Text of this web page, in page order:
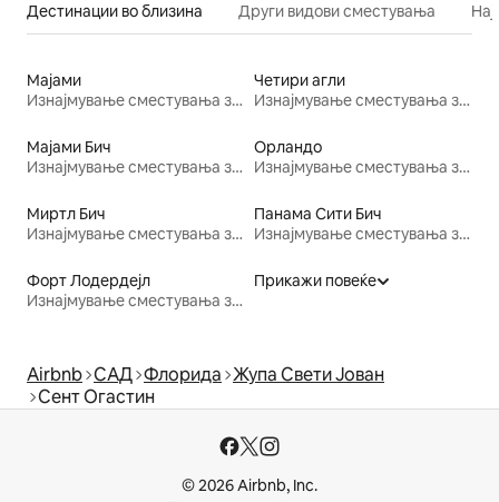
Дестинации во близина Други видови сместувања
Мајами
Изнајмување сместувања за одмор
Четири агли
Изнајмување сместувања за одмор
Мајами Бич
Изнајмување сместувања за одмор
Орландо
Изнајмување сместувања за одмор
Миртл Бич
Изнајмување сместувања за одмор
Панама Сити Бич
Изнајмување сместувања за одмор
Форт Лодердејл
Изнајмување сместувања за одмор
Прикажи повеќе
Airbnb САД Флорида Жупа Свети Јован
Сент Огастин
© 2026 Airbnb, Inc.